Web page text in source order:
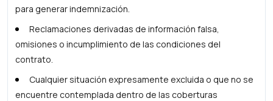
para generar indemnización.
Reclamaciones derivadas de información falsa,
omisiones o incumplimiento de las condiciones del
contrato.
Cualquier situación expresamente excluida o que no se
encuentre contemplada dentro de las coberturas